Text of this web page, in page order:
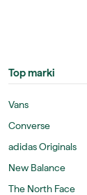
Top marki
Vans
Converse
adidas Originals
New Balance
The North Face